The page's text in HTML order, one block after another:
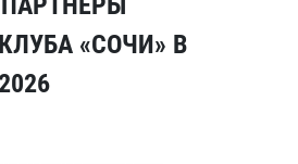
«СОЧИ» В